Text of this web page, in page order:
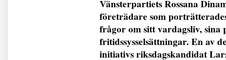
Vänsterpartiets Rossana
företrädare som
frågor om sitt vardagsliv,
fritidssysselsättningar. En av
initiativs riksdagskandidat